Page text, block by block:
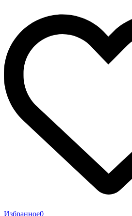
Избранное0